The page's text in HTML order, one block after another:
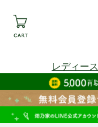
レディース